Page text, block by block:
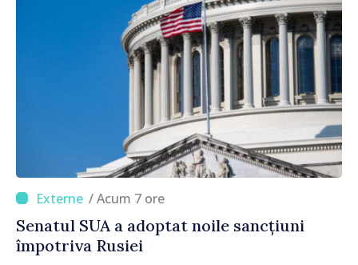
/ Acum 7 ore
Senatul SUA a adoptat noile sancțiuni
împotriva Rusiei